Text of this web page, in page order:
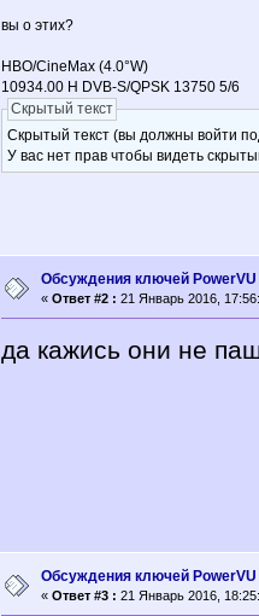
вы о этих?
HBO/CineMax (4.0°W)
10934.00 H DVB-S/QPSK 13750 5/6
Скрытый текст
Скрытый текст (вы должны войти
У вас нет прав чтобы видеть
Обсуждения ключей PowerVU
« Ответ #2 : 21 Январь 2016,
да кажись они не
Обсуждения ключей PowerVU
« Ответ #3 : 21 Январь 2016,